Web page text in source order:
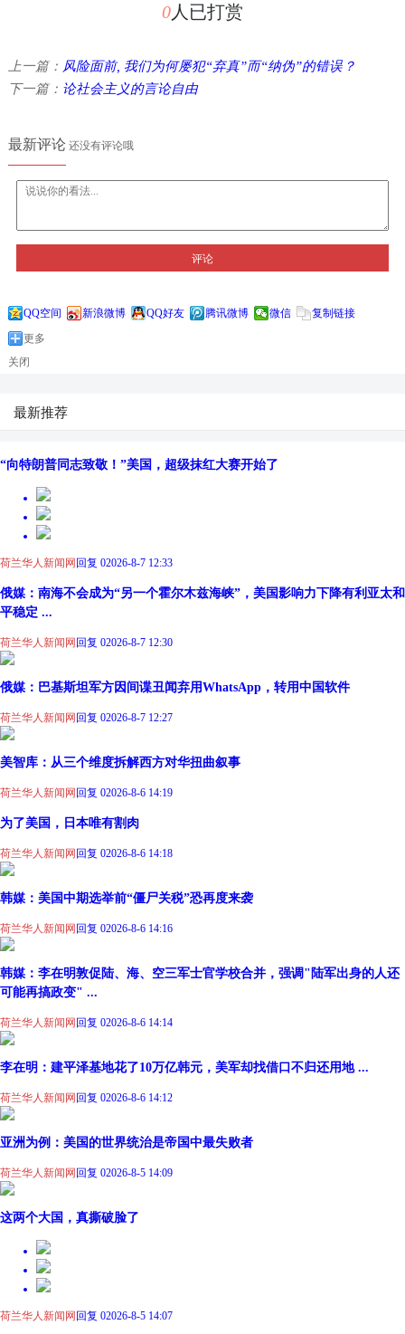
0人已打赏
上一篇： 风险面前, 我们为何屡犯“弃真”而“纳伪”的错误？
下一篇： 论社会主义的言论自由
最新评论还没有评论哦
评论
QQ空间 新浪微博 QQ好友 腾讯微博 微信
复制链接
更多
关闭
最新推荐
“向特朗普同志致敬！”美国，超级抹红大赛开始了
荷兰华人新闻网回复 02026-8-7 12:33
俄媒：南海不会成为“另一个霍尔木兹海峡”，美国影响力下降有利亚太和
平稳定 ...
荷兰华人新闻网回复 02026-8-7 12:30
俄媒：巴基斯坦军方因间谍丑闻弃用WhatsApp，转用中国软件
荷兰华人新闻网 回复 02026-8-7 12:27
美智库：从三个维度拆解西方对华扭曲叙事
荷兰华人新闻网 回复 02026-8-6 14:19
为了美国，日本唯有割肉
荷兰华人新闻网 回复 02026-8-6 14:18
韩媒：美国中期选举前“僵尸关税”恐再度来袭
荷兰华人新闻网 回复 02026-8-6 14:16
韩媒：李在明敦促陆、海、空三军士官学校合并，强调"陆军出身的人还
可能再搞政变" ...
荷兰华人新闻网 回复 02026-8-6 14:14
李在明：建平泽基地花了10万亿韩元，美军却找借口不归还用地 ...
荷兰华人新闻网 回复 02026-8-6 14:12
亚洲为例：美国的世界统治是帝国中最失败者
荷兰华人新闻网 回复 02026-8-5 14:09
这两个大国，真撕破脸了
荷兰华人新闻网 回复 02026-8-5 14:07